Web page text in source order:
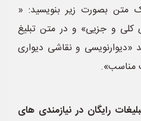
متن بصورت زیر بنویسید: «
کلی و جزیی» و در متن تبلیغ
«دیوارنویسی و نقاشی دیواری
مناسب».
رایگان در نیازمندی های